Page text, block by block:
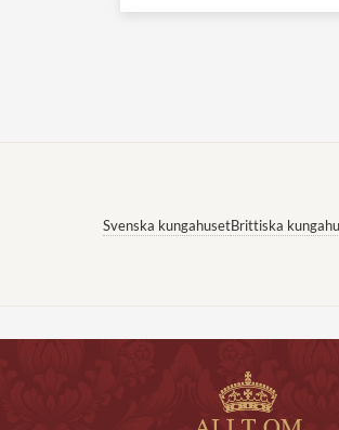
Svenska kungahusetBrittiska